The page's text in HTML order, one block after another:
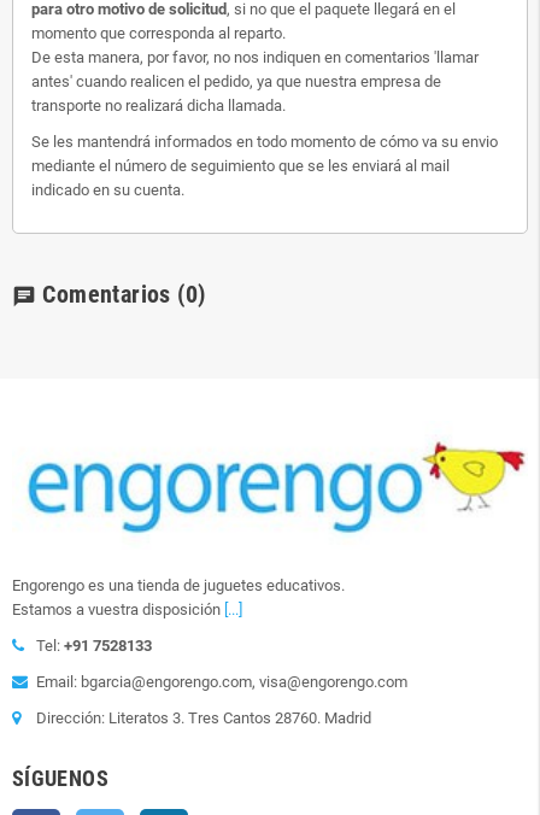
para otro motivo de solicitud, si no que el paquete llegará en el
momento que corresponda al reparto.
De esta manera, por favor, no nos indiquen en comentarios 'llamar
antes' cuando realicen el pedido, ya que nuestra empresa de
transporte no realizará dicha llamada.
Se les mantendrá informados en todo momento de cómo va su envio
mediante el número de seguimiento que se les enviará al mail
indicado en su cuenta.
chat Comentarios (0)
Engorengo es una tienda de juguetes educativos.
Estamos a vuestra disposición [...]
Tel: +91 7528133
Email: bgarcia@engorengo.com, visa@engorengo.com
Dirección: Literatos 3. Tres Cantos 28760. Madrid
SÍGUENOS